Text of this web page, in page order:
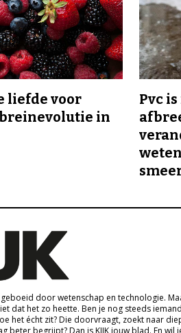
liefde voor
in
Pvc
door wetenschap en technologie.
dat het zo heette. Ben je nog steeds
het écht zit? Die doorvraagt, zoekt naar